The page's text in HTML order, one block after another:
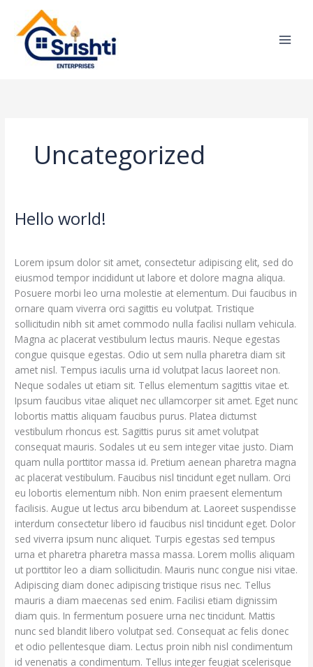
content
Uncategorized
Hello world!
Lorem ipsum dolor sit amet, consectetur adipiscing elit, sed do
eiusmod tempor incididunt ut labore et dolore magna aliqua.
Posuere morbi leo urna molestie at elementum. Dui faucibus in
ornare quam viverra orci sagittis eu volutpat. Tristique
sollicitudin nibh sit amet commodo nulla facilisi nullam vehicula.
Magna ac placerat vestibulum lectus mauris. Neque egestas
congue quisque egestas. Odio ut sem nulla pharetra diam sit
amet nisl. Tempus iaculis urna id volutpat lacus laoreet non.
Neque sodales ut etiam sit. Tellus elementum sagittis vitae et.
Ipsum faucibus vitae aliquet nec ullamcorper sit amet. Eget nunc
lobortis mattis aliquam faucibus purus. Platea dictumst
vestibulum rhoncus est. Sagittis purus sit amet volutpat
consequat mauris. Sodales ut eu sem integer vitae justo. Diam
quam nulla porttitor massa id. Pretium aenean pharetra magna
ac placerat vestibulum. Faucibus nisl tincidunt eget nullam. Orci
eu lobortis elementum nibh. Non enim praesent elementum
facilisis. Augue ut lectus arcu bibendum at. Laoreet suspendisse
interdum consectetur libero id faucibus nisl tincidunt eget. Dolor
sed viverra ipsum nunc aliquet. Turpis egestas sed tempus
urna et pharetra pharetra massa massa. Lorem mollis aliquam
ut porttitor leo a diam sollicitudin. Mauris nunc congue nisi vitae.
Adipiscing diam donec adipiscing tristique risus nec. Tellus
mauris a diam maecenas sed enim. Facilisi etiam dignissim
diam quis. In fermentum posuere urna nec tincidunt. Mattis
nunc sed blandit libero volutpat sed. Consequat ac felis donec
et odio pellentesque diam. Lectus proin nibh nisl condimentum
id venenatis a condimentum. Tellus integer feugiat scelerisque
Hello